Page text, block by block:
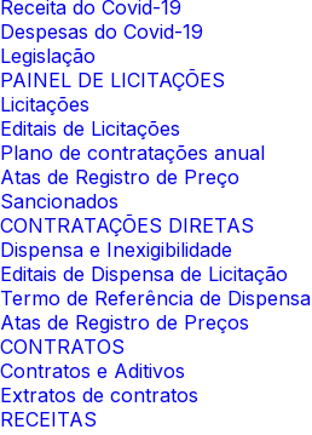
Receita do Covid-19
Despesas do Covid-19
Legislação
PAINEL DE LICITAÇÕES
Licitações
Editais de Licitações
Plano de contratações anual
Atas de Registro de Preço
Sancionados
CONTRATAÇÕES DIRETAS
Dispensa e Inexigibilidade
Editais de Dispensa de Licitação
Termo de Referência de Dispensa
Atas de Registro de Preços
CONTRATOS
Contratos e Aditivos
Extratos de contratos
RECEITAS